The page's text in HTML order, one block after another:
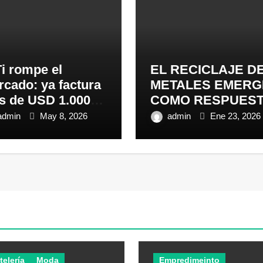
rompe el
ya factura
de USD 1.000
y entra al
May 8, 2026
EL RECICLAJE
METALES
COMO
CLAVE A LOS
admin Ene 23, 2026
Moda Empredimeinto